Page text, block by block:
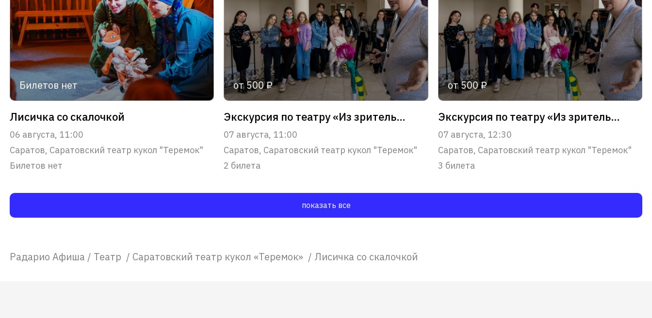
Билетов нет
Лисичка со скалочкой
06 августа, 11:00
Саратов, Саратовский театр кукол "Теремок"
Билетов нет
от 500 ₽
Экскурсия по театру «Из зрительного зала – в сердце театра»
07 августа, 11:00
Саратов, Саратовский театр кукол "Теремок"
2 билета
от 500 ₽
Экскурсия по театру «Из зрительного зала – в сердце театра»
07 августа, 12:30
Саратов, Саратовский театр кукол "Теремок"
3 билета
показать все
Радарио Афиша / Театр / Саратовский театр кукол «Теремок» / Лисичка со скалочкой